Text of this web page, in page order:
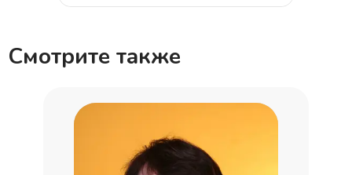
Мария
Габриэль
Смотрите также